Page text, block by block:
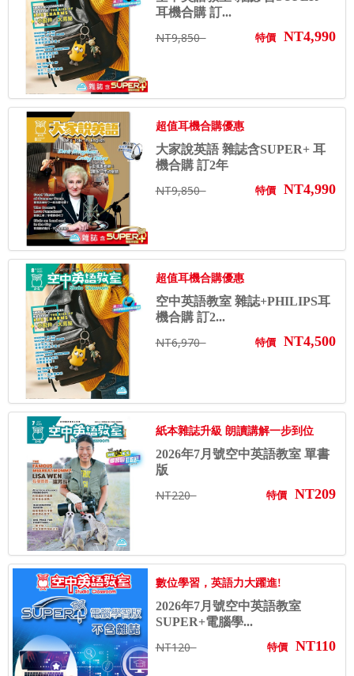
耳機合購 訂...
NT9,850 特價 NT4,990
超值耳機合購優惠
大家說英語 雜誌含SUPER+ 耳
機合購 訂2年
NT9,850 特價 NT4,990
超值耳機合購優惠
空中英語教室 雜誌+PHILIPS耳
機合購 訂2...
NT6,970 特價 NT4,500
紙本雜誌升級 朗讀講解一步到位
2026年7月號空中英語教室 單書
版
NT220 特價 NT209
數位學習，英語力大躍進!
2026年7月號空中英語教室
SUPER+電腦學...
NT120 特價 NT110